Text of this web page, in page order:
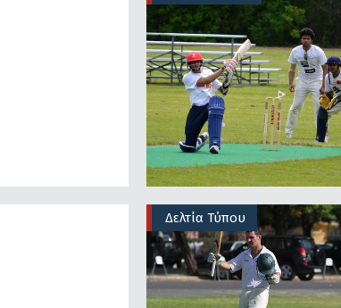
Δελτία Τύπου